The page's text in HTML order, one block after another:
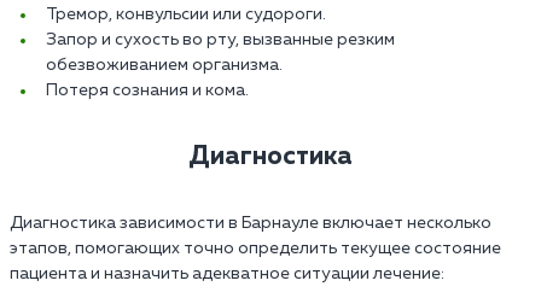
Тремор, конвульсии или судороги.
Запор и сухость во рту, вызванные резким
обезвоживанием организма.
Потеря сознания и кома.
Диагностика
Диагностика зависимости в Барнауле включает несколько
этапов, помогающих точно определить текущее состояние
пациента и назначить адекватное ситуации лечение: